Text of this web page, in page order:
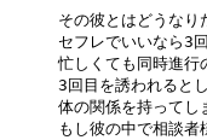
その彼とはどうなり
セフレでいいなら3
忙しくても同時進行
3回目を誘われると
体の関係を持ってし
もし彼の中で相談